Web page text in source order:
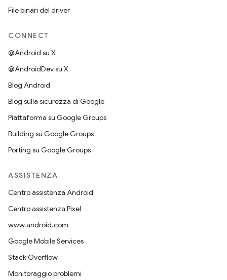
File binari del driver
CONNECT
@Android su X
@AndroidDev su X
Blog Android
Blog sulla sicurezza di Google
Piattaforma su Google Groups
Building su Google Groups
Porting su Google Groups
ASSISTENZA
Centro assistenza Android
Centro assistenza Pixel
www.android.com
Google Mobile Services
Stack Overflow
Monitoraggio problemi